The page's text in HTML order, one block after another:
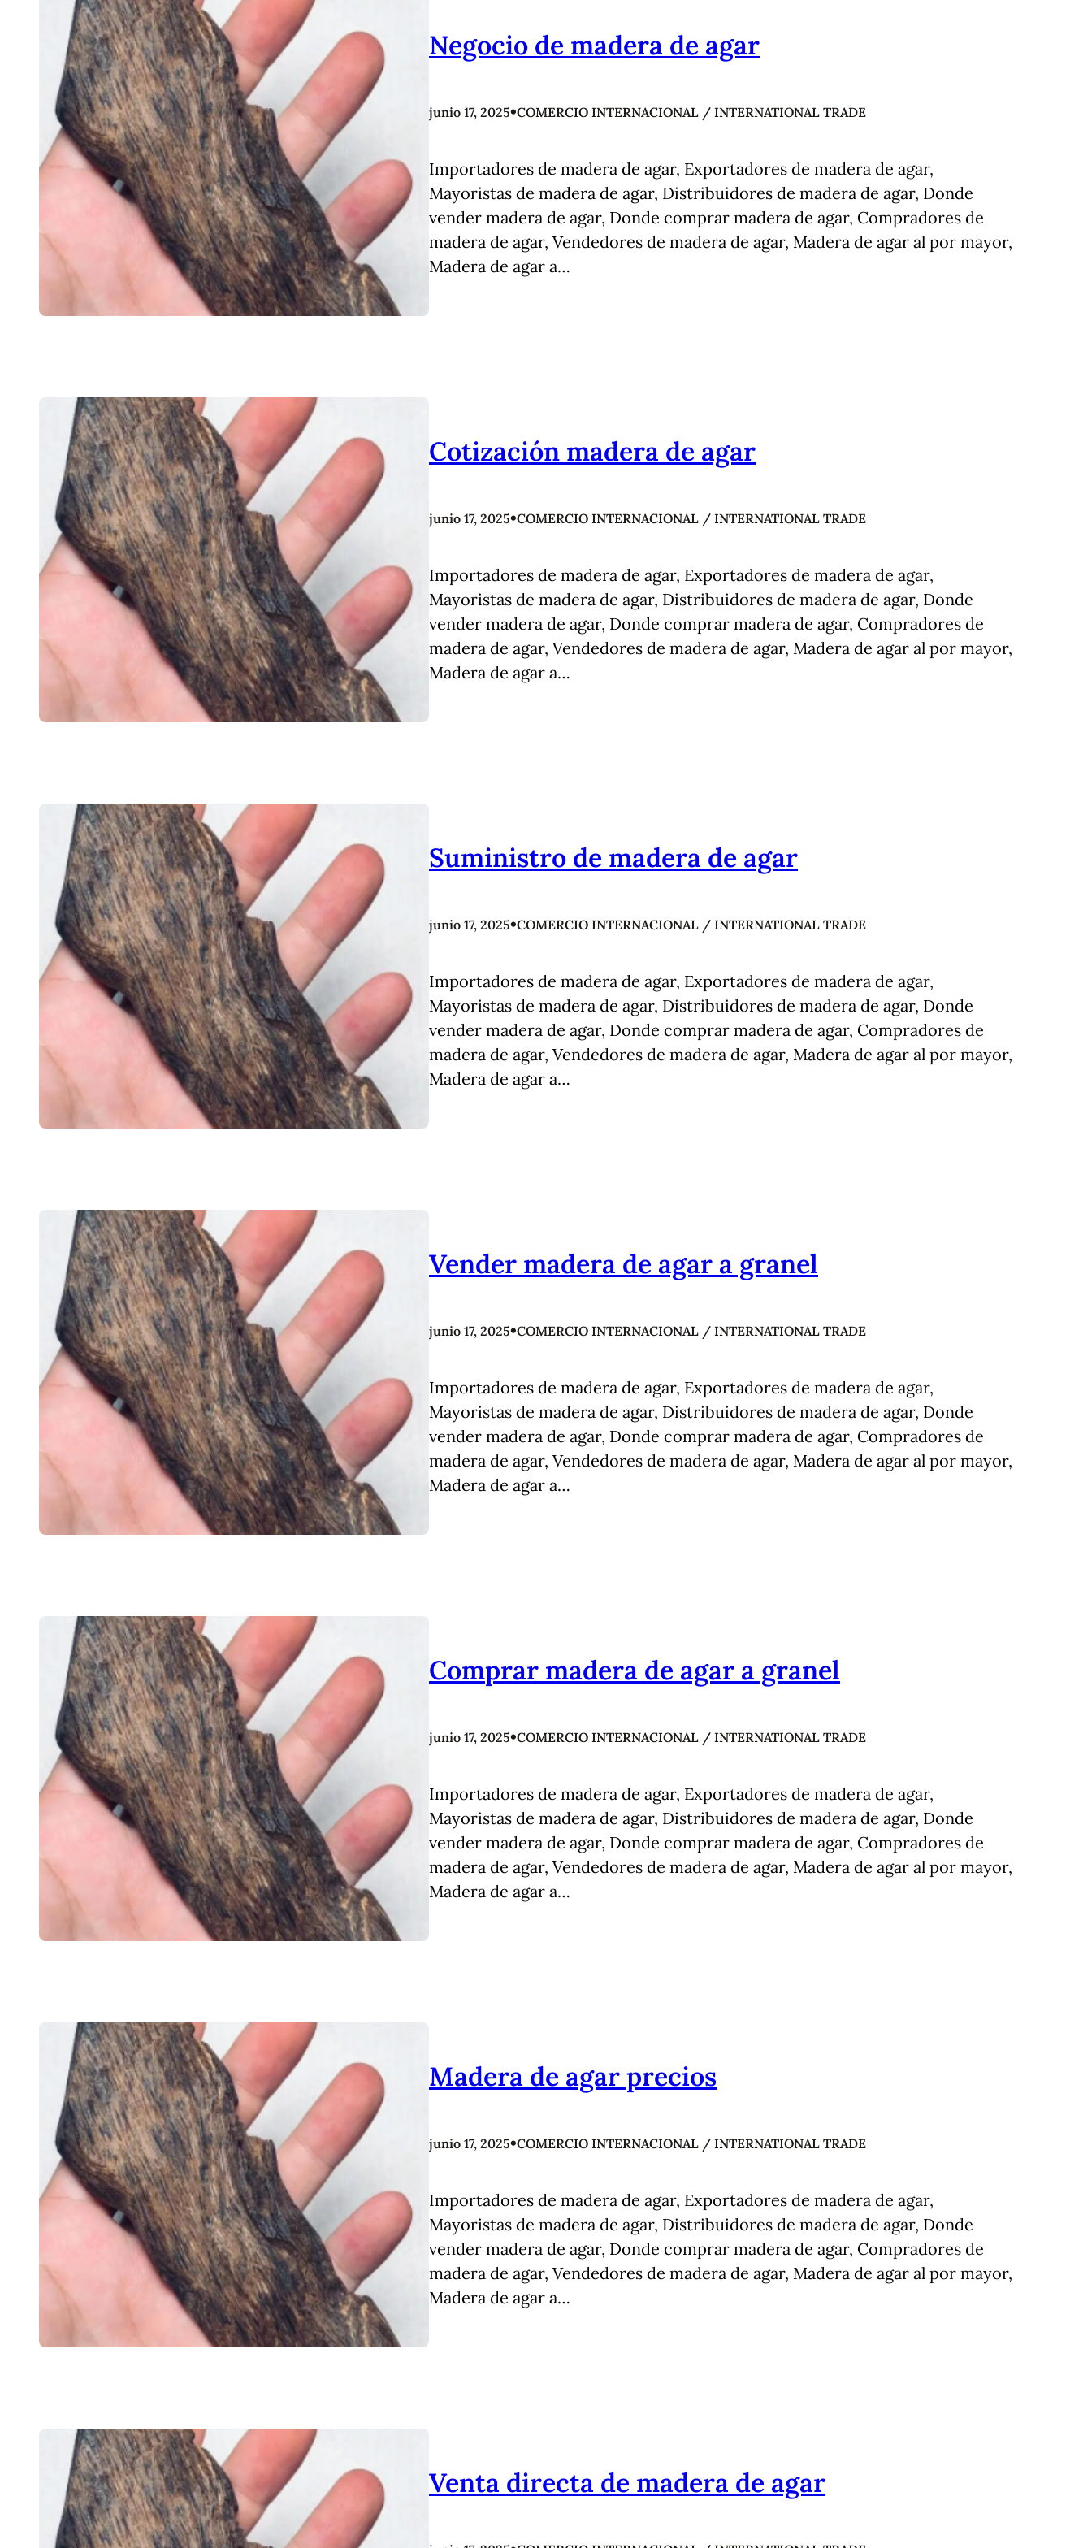
Negocio de madera de agar
junio 17, 2025•COMERCIO INTERNACIONAL / INTERNATIONAL TRADE
Importadores de madera de agar, Exportadores de madera de agar,
Mayoristas de madera de agar, Distribuidores de madera de agar, Donde
vender madera de agar, Donde comprar madera de agar, Compradores de
madera de agar, Vendedores de madera de agar, Madera de agar al por mayor,
Madera de agar a…
Cotización madera de agar
junio 17, 2025•COMERCIO INTERNACIONAL / INTERNATIONAL TRADE
Importadores de madera de agar, Exportadores de madera de agar,
Mayoristas de madera de agar, Distribuidores de madera de agar, Donde
vender madera de agar, Donde comprar madera de agar, Compradores de
madera de agar, Vendedores de madera de agar, Madera de agar al por mayor,
Madera de agar a…
Suministro de madera de agar
junio 17, 2025•COMERCIO INTERNACIONAL / INTERNATIONAL TRADE
Importadores de madera de agar, Exportadores de madera de agar,
Mayoristas de madera de agar, Distribuidores de madera de agar, Donde
vender madera de agar, Donde comprar madera de agar, Compradores de
madera de agar, Vendedores de madera de agar, Madera de agar al por mayor,
Madera de agar a…
Vender madera de agar a granel
junio 17, 2025•COMERCIO INTERNACIONAL / INTERNATIONAL TRADE
Importadores de madera de agar, Exportadores de madera de agar,
Mayoristas de madera de agar, Distribuidores de madera de agar, Donde
vender madera de agar, Donde comprar madera de agar, Compradores de
madera de agar, Vendedores de madera de agar, Madera de agar al por mayor,
Madera de agar a…
Comprar madera de agar a granel
junio 17, 2025•COMERCIO INTERNACIONAL / INTERNATIONAL TRADE
Importadores de madera de agar, Exportadores de madera de agar,
Mayoristas de madera de agar, Distribuidores de madera de agar, Donde
vender madera de agar, Donde comprar madera de agar, Compradores de
madera de agar, Vendedores de madera de agar, Madera de agar al por mayor,
Madera de agar a…
Madera de agar precios
junio 17, 2025•COMERCIO INTERNACIONAL / INTERNATIONAL TRADE
Importadores de madera de agar, Exportadores de madera de agar,
Mayoristas de madera de agar, Distribuidores de madera de agar, Donde
vender madera de agar, Donde comprar madera de agar, Compradores de
madera de agar, Vendedores de madera de agar, Madera de agar al por mayor,
Madera de agar a…
Venta directa de madera de agar